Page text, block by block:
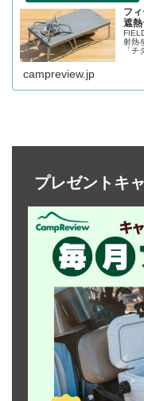
フ
遮
射熱
「
campreview.jp
プレゼントキ